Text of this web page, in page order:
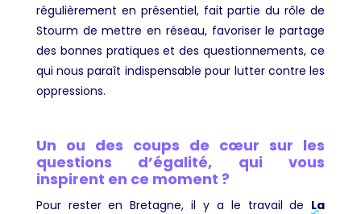
régulièrement en présentiel, fait partie du rôle de
Stourm de mettre en réseau, favoriser le partage
des bonnes pratiques et des questionnements, ce
qui nous paraît indispensable pour lutter contre les
oppressions.
Un ou des coups de cœur sur les
questions d’égalité, qui vous
inspirent en ce moment ?
Pour rester en Bretagne, il y a le travail de La